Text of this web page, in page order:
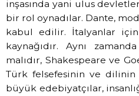
inşasında yani ulus
bir rol oynadılar. Dante,
kabul edilir. İtalyanlar
kaynağıdır. Aynı
malıdır, Shakespeare ve
Türk felsefesinin ve dilinin
büyük edebiyatçılar,